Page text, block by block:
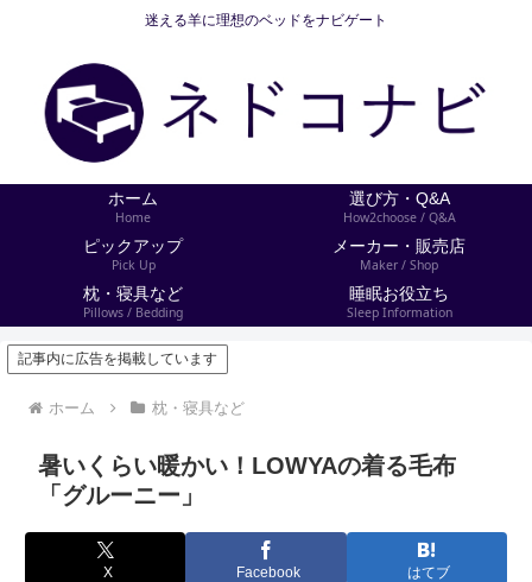
迷える羊に理想のベッドをナビゲート
ホーム
Home
選び方・Q&A
How2choose / Q&A
ピックアップ
Pick Up
メーカー・販売店
Maker / Shop
枕・寝具など
Pillows / Bedding
睡眠お役立ち
Sleep Information
記事内に広告を掲載しています
ホーム 枕・寝具など
暑いくらい暖かい！LOWYAの着る毛布
「グルーニー」
X Facebook はてブ